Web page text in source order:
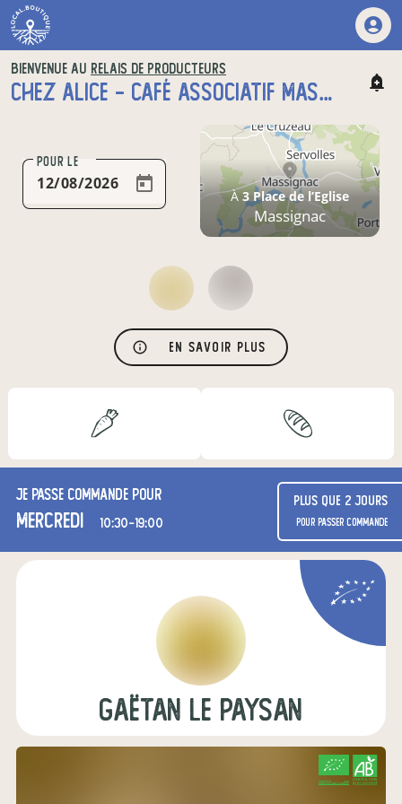
BIENVENUE AU RELAIS DE PRODUCTEURS
CHEZ ALICE - CAFÉ ASSOCIATIF MASSIGNAC
POUR LE
En savoir plus
À 3 Place de l’Eglise
Massignac
Je passe commande pour
mercredi 10:30-19:00
Plus que 2 jours
pour passer commande
Gaëtan le paysan
CERTIFIÉ PAR
AGRICULTURE FRANCE